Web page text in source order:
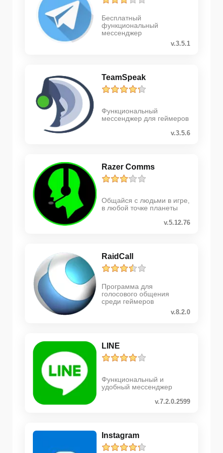
Бесплатный
функциональный
мессенджер
v.3.5.1
TeamSpeak
Функциональный
мессенджер для геймеров
v.3.5.6
Razer Comms
Общайся с людьми в игре,
в любой точке планеты
v.5.12.76
RaidCall
Программа для
голосового общения
среди геймеров
v.8.2.0
LINE
Функциональный и
удобный мессенджер
v.7.2.0.2599
Instagram